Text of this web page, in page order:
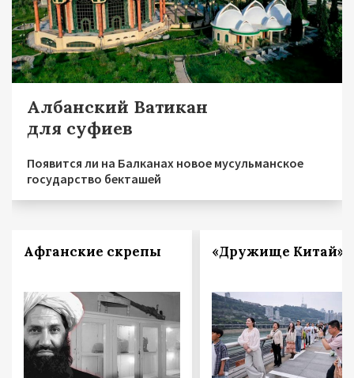
Албанский Ватикан
для суфиев
Появится ли на Балканах новое мусульманское
государство бекташей
Афганские скрепы «Дружище Китай»